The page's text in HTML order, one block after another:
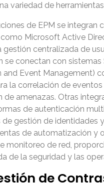
variedad de
de EPM se integran
Microsoft Active
gestión centralizada de
se conectan con sistemas
and Event Management)
la correlación de
de amenazas. Otras
de autenticación
de gestión de identidades
de automatización y
monitoreo de red,
de la seguridad y las
de